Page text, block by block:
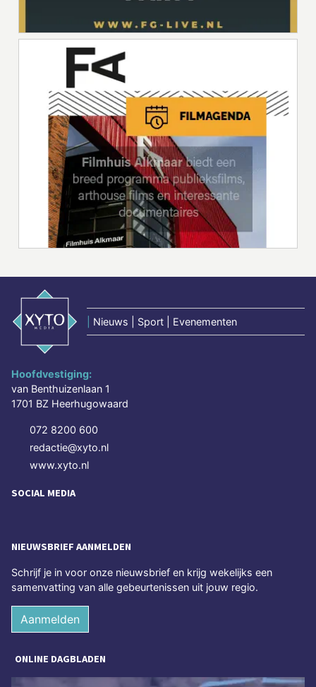
Nieuws | Sport | Evenementen
Hoofdvestiging:
van Benthuizenlaan 1
1701 BZ Heerhugowaard
072 8200 600
redactie@xyto.nl
www.xyto.nl
SOCIAL MEDIA
NIEUWSBRIEF AANMELDEN
Schrijf je in voor onze nieuwsbrief en krijg wekelijks een
samenvatting van alle gebeurtenissen uit jouw regio.
Aanmelden
ONLINE DAGBLADEN